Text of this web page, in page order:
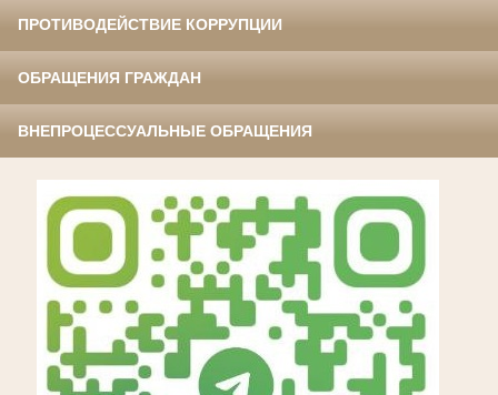
ПРОТИВОДЕЙСТВИЕ КОРРУПЦИИ
ОБРАЩЕНИЯ ГРАЖДАН
ВНЕПРОЦЕССУАЛЬНЫЕ ОБРАЩЕНИЯ